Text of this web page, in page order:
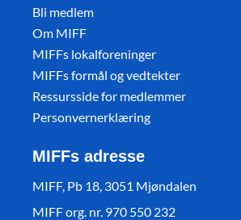
Bli medlem
Om MIFF
MIFFs lokalforeninger
MIFFs formål og vedtekter
Ressursside for medlemmer
Personvernerklæring
MIFFs adresse
MIFF, Pb 18, 3051 Mjøndalen
MIFF org. nr. 970 550 232